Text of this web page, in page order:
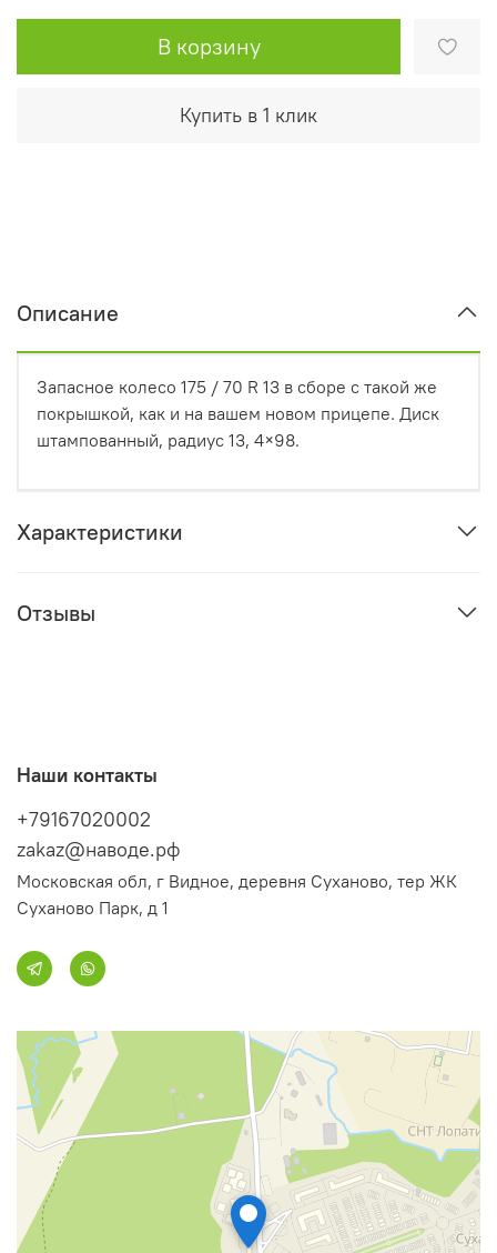
В корзину
Купить в 1 клик
Описание
Запасное колесо 175 / 70 R 13 в сборе с такой же
покрышкой, как и на вашем новом прицепе. Диск
штампованный, радиус 13, 4×98.
Характеристики
Отзывы
Наши контакты
+79167020002
zakaz@наводе.рф
Московская обл, г Видное, деревня Суханово, тер ЖК
Суханово Парк, д 1